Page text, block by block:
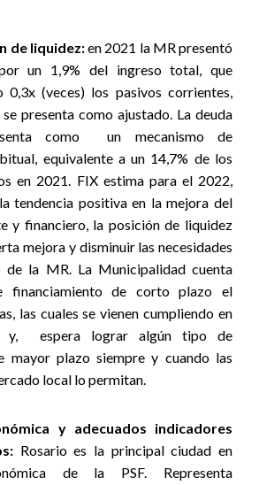
de liquidez:en 2021 la MR presentó
un 1,9% del ingreso total, que
0,3x (veces) los pasivos corrientes,
presenta como ajustado. La deuda
como un mecanismo de
equivalente a un 14,7% de los
en 2021. FIX estima para el 2022,
tendencia positiva en la mejora del
y financiero, la posición de liquidez
mejora y disminuir las necesidades
de la MR. La Municipalidad cuenta
financiamiento de corto plazo el
las cuales se vienen cumpliendo en
y, espera lograr algún tipo de
mayor plazo siempre y cuando las
local lo permitan.
y adecuados indicadores
Rosario es la principal ciudad en
de la PSF. Representa